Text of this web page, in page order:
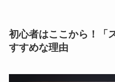
初心者はここから！「
すすめな理由